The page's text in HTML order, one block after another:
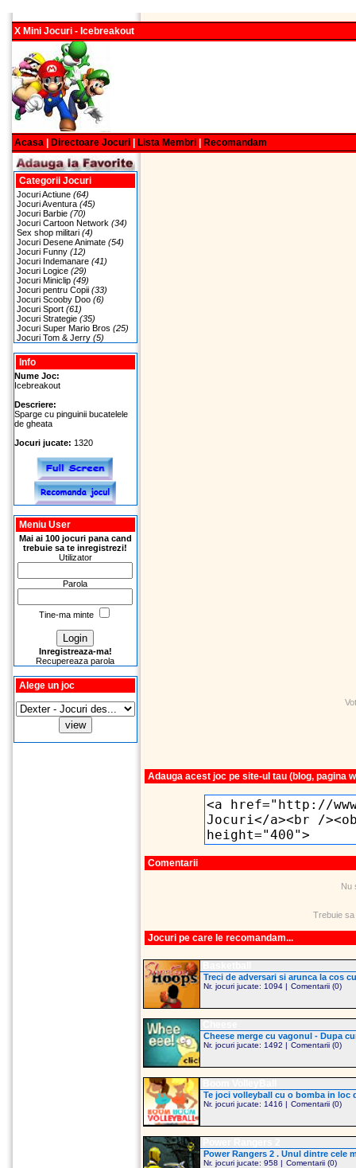
X Mini Jocuri - Icebreakout
Acasa Directoare Jocuri Lista Membri Recomandam
Categorii Jocuri
Jocuri Actiune (64)
Jocuri Aventura (45)
Jocuri Barbie (70)
Jocuri Cartoon Network (34)
Sex shop militari (4)
Jocuri Desene Animate (54)
Jocuri Funny (12)
Jocuri Indemanare (41)
Jocuri Logice (29)
Jocuri Miniclip (49)
Jocuri pentru Copii (33)
Jocuri Scooby Doo (6)
Jocuri Sport (61)
Jocuri Strategie (35)
Jocuri Super Mario Bros (25)
Jocuri Tom & Jerry (5)
Info
Nume Joc:
Icebreakout
Descriere:
Sparge cu pinguinii bucatelele
de gheata
Jocuri jucate: 1320
Meniu User
Mai ai 100 jocuri pana cand
trebuie sa te inregistrezi!
Utilizator
Parola
Tine-ma minte
Inregistreaza-ma!
Recupereaza parola
Alege un joc
Adauga acest joc pe site-ul tau (blog, pagina
Comentarii
Nu
Trebuie
Jocuri pe care le recomandam...
Treci de adversari si arunca la cos
Nr. jocuri jucate: 1094 | Comentarii (0)
Cheese merge cu vagonul - Dupa
Nr. jocuri jucate: 1492 | Comentarii (0)
Te joci volleyball cu o bomba in loc
Nr. jocuri jucate: 1416 | Comentarii (0)
Power Rangers 2 . Unul dintre cele
Nr. jocuri jucate: 958 | Comentarii (0)